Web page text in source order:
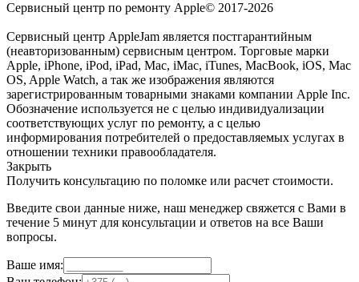
Сервисный центр по ремонту Apple© 2017-2026
Сервисный центр AppleJam является постгарантийным
(неавторизованным) сервисным центром. Торговые марки
Apple, iPhone, iPod, iPad, Mac, iMac, iTunes, MacBook, iOS, Mac
OS, Apple Watch, а так же изображения являются
зарегистрированным товарными знаками компании Apple Inc.
Обозначение используется не с целью индивидуализации
соответствующих услуг по ремонту, а с целью
информирования потребителей о предоставляемых услугах в
отношении техники правообладателя.
Закрыть
Получить консультацию по поломке или расчет стоимости.
Введите свои данные ниже, наш менеджер свяжется с Вами в
течение 5 минут для консультации и ответов на все Ваши
вопросы.
Ваше имя: